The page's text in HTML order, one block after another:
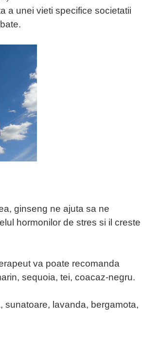
a unei vieti specifice societatii
ginseng ne ajuta sa ne
hormonilor de stres si il creste
va poate recomanda
sequoia, tei, coacaz-negru.
sunatoare, lavanda, bergamota,